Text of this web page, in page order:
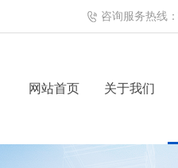
咨询服务热线：
网站首页 关于我们